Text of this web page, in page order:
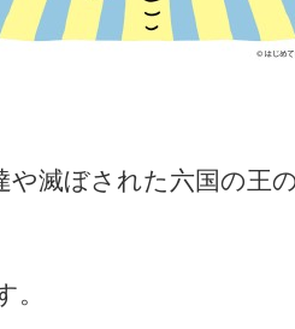
や滅ぼされた六国の王